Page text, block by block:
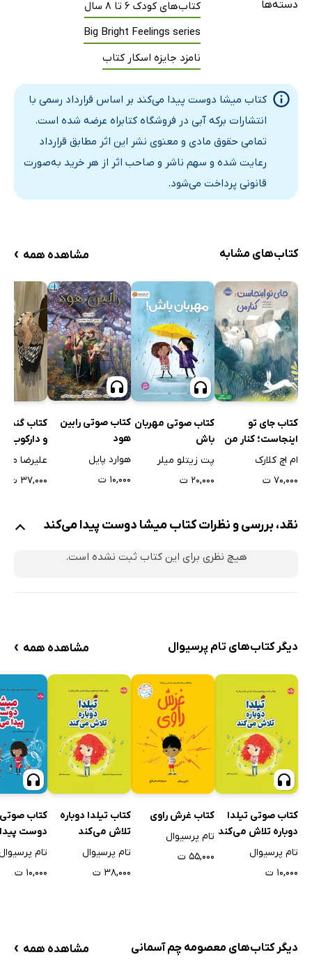
دسته‌ها
کتاب‌های کودک 6 تا 8 سال
Big Bright Feelings series
نامزد جایزه اسکار کتاب
کتاب میشا دوست پیدا می‌کند بر اساس قرارداد رسمی با
انتشارات برکه آبی در فروشگاه کتابراه عرضه شده است.
تمامی حقوق مادی و معنوی نشر این اثر مطابق قرارداد
رعایت شده و سهم ناشر و صاحب اثر از هر خرید به‌صورت
قانونی پرداخت می‌شود.
کتاب‌های مشابه مشاهده همه ›
کتاب جای تو
اینجاست؛ کنار من
ام اچ کلارک
۷۰,۰۰۰ ت
کتاب صوتی مهربان
باش
پت زیتلو میلر
۲۰,۰۰۰ ت
کتاب صوتی رابین
هود
هوارد پایل
۱۰,۰۰۰ ت
کتاب
و دارکوب
۳۷,۰۰۰ ت
نقد، بررسی و نظرات کتاب میشا دوست پیدا می‌کند
هیچ نظری برای این کتاب ثبت نشده است.
دیگر کتاب‌های تام پرسیوال مشاهده همه ›
کتاب صوتی تیلدا
دوباره تلاش می‌کند
تام پرسیوال
۱۰,۰۰۰ ت
کتاب غرش راوی
تام پرسیوال
۵۵,۰۰۰ ت
کتاب تیلدا دوباره
تلاش می‌کند
تام پرسیوال
۳۸,۰۰۰ ت
کتاب
دوست
تام
۱۰,۰۰۰ ت
دیگر کتاب‌های معصومه چم آسمانی مشاهده همه ›